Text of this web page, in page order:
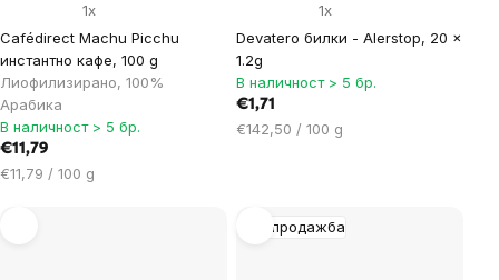
Cafédirect Machu Picchu
инстантно кафе, 100 g
Лиофилизирано, 100%
Арабика
1x
В наличност > 5 бр.
€11,79
Цена
€11,79 / 100 g
Devatero билки - Alerstop, 20 x
1.2g
1x
В наличност > 5 бр.
€1,71
Цена
€142,50 / 100 g
Разпродажба